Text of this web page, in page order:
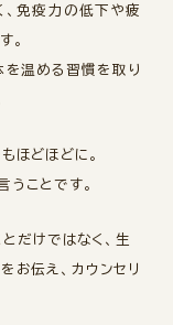
、免疫力の低下や疲
。
を温める習慣を取り
ほどほどに。
ことです。
だけではなく、生
伝え、カウンセリ